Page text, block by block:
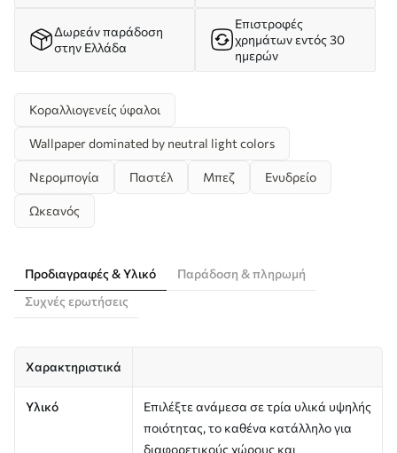
Δωρεάν παράδοση
στην Ελλάδα
Επιστροφές
χρημάτων εντός 30
ημερών
Κοραλλιογενείς ύφαλοι
Wallpaper dominated by neutral light colors
Νερομπογία Παστέλ Μπεζ Ενυδρείο
Ωκεανός
Προδιαγραφές & Υλικό
Παράδοση & πληρωμή
Συχνές ερωτήσεις
Χαρακτηριστικά
Υλικό
Επιλέξτε ανάμεσα σε τρία υλικά υψηλής
ποιότητας, το καθένα κατάλληλο για
διαφορετικούς χώρους και